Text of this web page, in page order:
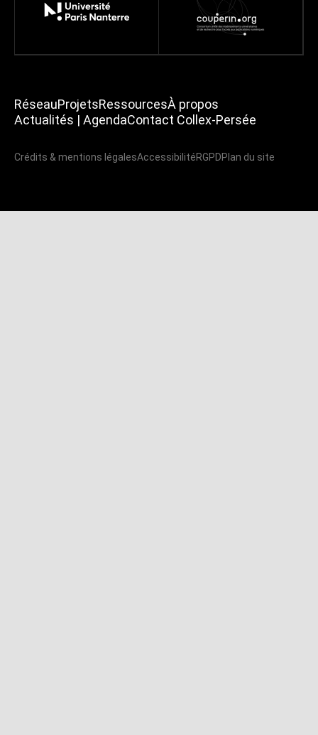
RéseauProjetsRessourcesÀ propos
Actualités | AgendaContact Collex-Persée
Crédits & mentions légalesAccessibilitéRGPDPlan du site